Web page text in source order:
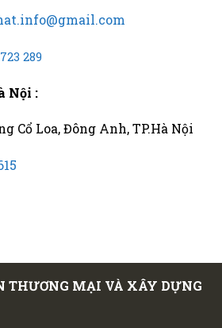
289
Nội :
Cổ Loa, Đông Anh, TP.Hà Nội
THƯƠNG MẠI VÀ XÂY DỰNG